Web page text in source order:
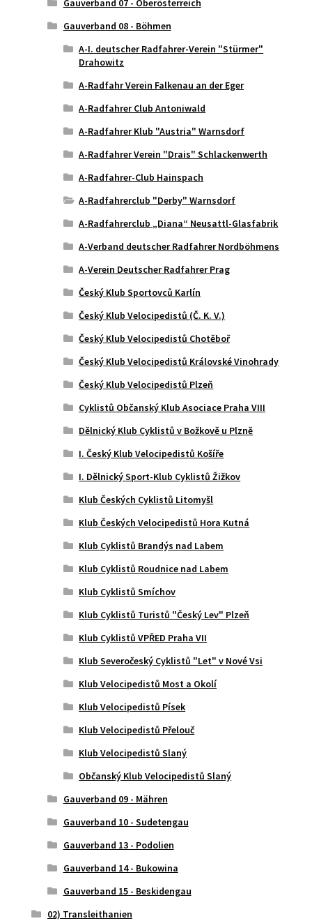
Gauverband 07 - Oberösterreich
Gauverband 08 - Böhmen
A-I. deutscher Radfahrer-Verein "Stürmer"
Drahowitz
A-Radfahr Verein Falkenau an der Eger
A-Radfahrer Club Antoniwald
A-Radfahrer Klub "Austria" Warnsdorf
A-Radfahrer Verein "Drais" Schlackenwerth
A-Radfahrer-Club Hainspach
A-Radfahrerclub "Derby" Warnsdorf
A-Radfahrerclub „Diana“ Neusattl-Glasfabrik
A-Verband deutscher Radfahrer Nordböhmens
A-Verein Deutscher Radfahrer Prag
Český Klub Sportovců Karlín
Český Klub Velocipedistů (Č. K. V.)
Český Klub Velocipedistů Chotěboř
Český Klub Velocipedistů Královské Vinohrady
Český Klub Velocipedistů Plzeň
Cyklistů Občanský Klub Asociace Praha VIII
Dělnický Klub Cyklistů v Božkově u Plzně
I. Český Klub Velocipedistů Košíře
I. Dělnický Sport-Klub Cyklistů Žižkov
Klub Českých Cyklistů Litomyšl
Klub Českých Velocipedistů Hora Kutná
Klub Cyklistů Brandýs nad Labem
Klub Cyklistů Roudnice nad Labem
Klub Cyklistů Smíchov
Klub Cyklistů Turistů "Český Lev" Plzeň
Klub Cyklistů VPŘED Praha VII
Klub Severočeský Cyklistů "Let" v Nové Vsi
Klub Velocipedistů Most a Okolí
Klub Velocipedistů Písek
Klub Velocipedistů Přelouč
Klub Velocipedistů Slaný
Občanský Klub Velocipedistů Slaný
Gauverband 09 - Mähren
Gauverband 10 - Sudetengau
Gauverband 13 - Podolien
Gauverband 14 - Bukowina
Gauverband 15 - Beskidengau
02) Transleithanien